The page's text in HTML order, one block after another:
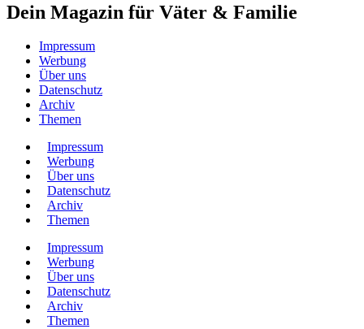
Dein Magazin für Väter & Familie
Impressum
Werbung
Über uns
Datenschutz
Archiv
Themen
Impressum
Werbung
Über uns
Datenschutz
Archiv
Themen
Impressum
Werbung
Über uns
Datenschutz
Archiv
Themen